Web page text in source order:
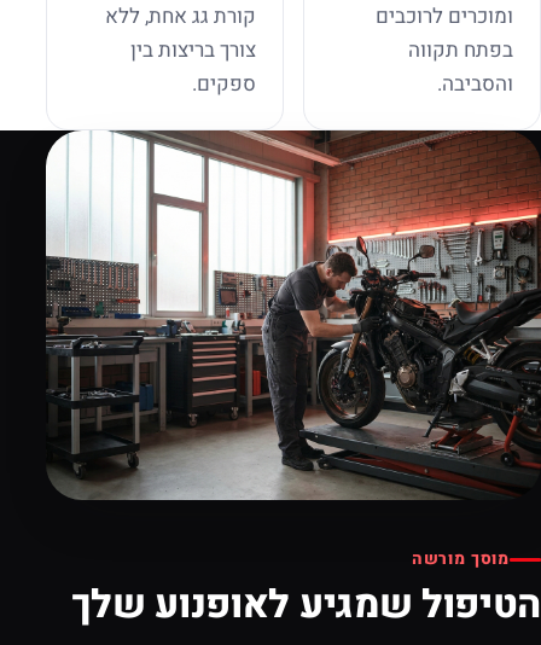
ומוכרים לרוכבים
בפתח תקווה
והסביבה.
קורת גג אחת, ללא
צורך בריצות בין
ספקים.
מוסך מורשה
הטיפול שמגיע לאופנוע שלך